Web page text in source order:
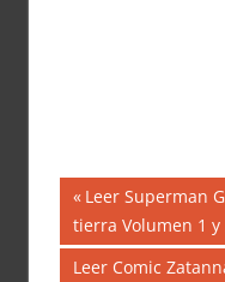
de
Entrada
anterior:
Leer Superman
tierra Volumen 1
Siguiente
Leer Comic